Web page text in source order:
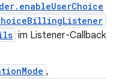
im Listener-Callback
,